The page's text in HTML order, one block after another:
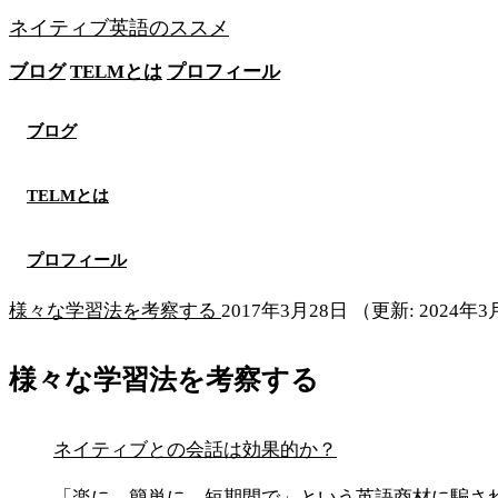
ネイティブ英語のススメ
ブログ TELMとは プロフィール
ブログ
TELMとは
プロフィール
様々な学習法を考察する 2017年3月28日 （更新: 2024年3
様々な学習法を考察する
ネイティブとの会話は効果的か？